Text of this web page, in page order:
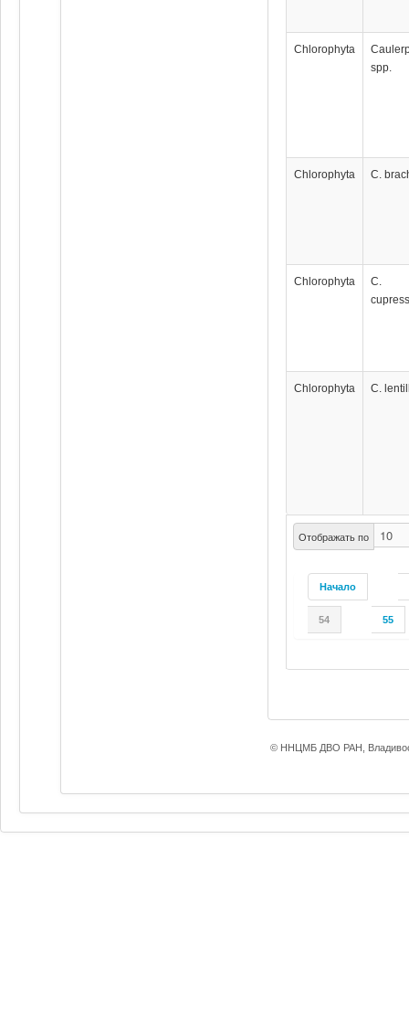
Отображать по
Начало
54 55
Chlorophyta
spp.
Chlorophyta C.
Chlorophyta
C.
Chlorophyta C.
© ННЦМБ ДВО РАН,